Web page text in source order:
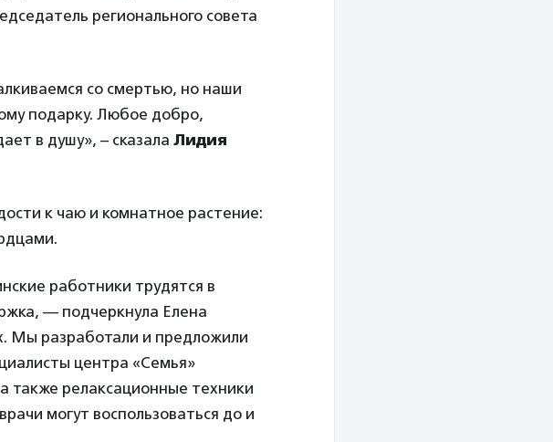
регионального совета
со смертью, но наши
подарку. Любое добро,
в душу», – сказала Лидия
к чаю и комнатное растение:
работники трудятся в
— подчеркнула Елена
Мы разработали и предложили
центра «Семья»
также релаксационные техники
могут воспользоваться до и